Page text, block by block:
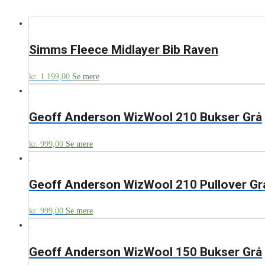
Simms Fleece Midlayer Bib Raven
kr. 1.199,00 Se mere
Geoff Anderson WizWool 210 Bukser Grå
kr. 999,00 Se mere
Geoff Anderson WizWool 210 Pullover
kr. 999,00 Se mere
Geoff Anderson WizWool 150 Bukser Grå